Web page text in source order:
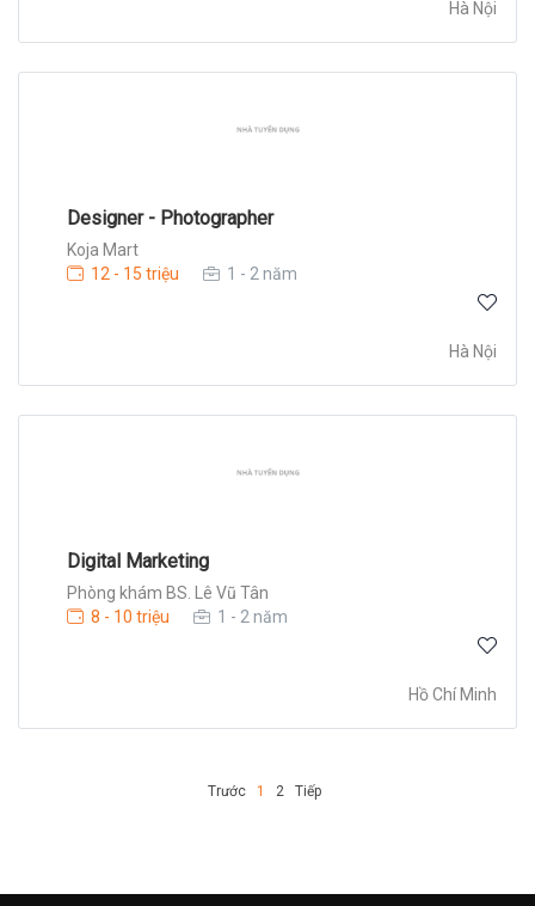
Hà Nội
Designer - Photographer
Koja Mart
12 - 15 triệu
1 - 2 năm
Hà Nội
Digital Marketing
Phòng khám BS. Lê Vũ Tân
8 - 10 triệu
1 - 2 năm
Hồ Chí Minh
Trước 1 2 Tiếp